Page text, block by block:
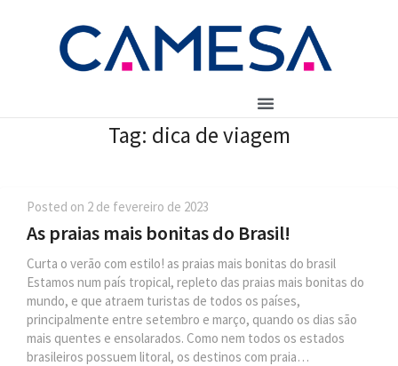
Tag: dica de viagem
Posted on 2 de fevereiro de 2023
As praias mais bonitas do Brasil!
Curta o verão com estilo! as praias mais bonitas do brasil
Estamos num país tropical, repleto das praias mais bonitas do
mundo, e que atraem turistas de todos os países,
principalmente entre setembro e março, quando os dias são
mais quentes e ensolarados. Como nem todos os estados
brasileiros possuem litoral, os destinos com praia…